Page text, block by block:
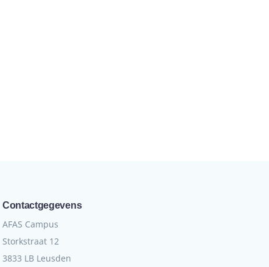
Contactgegevens
AFAS Campus
Storkstraat 12
3833 LB Leusden